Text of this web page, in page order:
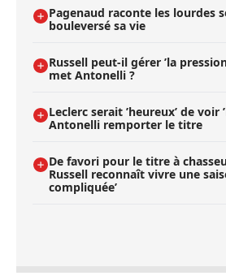
Pagenaud raconte les lourdes
bouleversé sa vie
Russell peut-il gérer ’la
met Antonelli ?
Leclerc serait ’heureux’ de voir
Antonelli remporter le titre
De favori pour le titre à
Russell reconnaît vivre une
compliquée’